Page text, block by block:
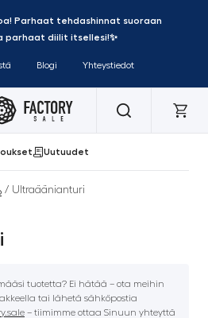
Parhaat tehdashinnat suoraan
parhaat diilit itsellesi!✨
Blogi Yhteystiedot
Uutuudet
/ Ultraäänianturi
tuotetta? Ei hätää – ota meihin
tai lähetä sähköpostia
– tiimimme ottaa Sinuun yhteyttä